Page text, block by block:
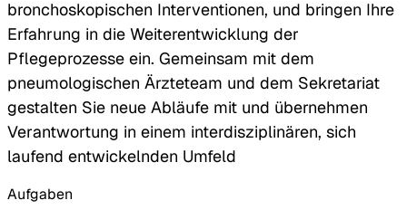
bronchoskopischen Interventionen, und bringen Ihre
Erfahrung in die Weiterentwicklung der
Pflegeprozesse ein. Gemeinsam mit dem
pneumologischen Ärzteteam und dem Sekretariat
gestalten Sie neue Abläufe mit und übernehmen
Verantwortung in einem interdisziplinären, sich
laufend entwickelnden Umfeld
Aufgaben